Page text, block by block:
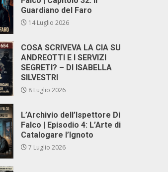
Guardiano del Faro
14 Luglio 2026
COSA SCRIVEVA LA CIA SU
ANDREOTTI E I SERVIZI
SEGRETI? – DI ISABELLA
SILVESTRI
8 Luglio 2026
L’Archivio dell’Ispettore Di
Falco | Episodio 4: L’Arte di
Catalogare l’Ignoto
7 Luglio 2026